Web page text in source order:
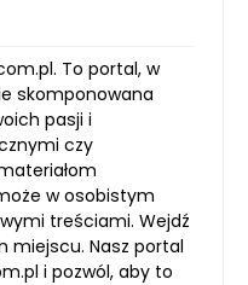
To portal, w
skomponowana
pasji i
czy
w osobistym
treściami. Wejdź
miejscu. Nasz portal
i pozwól, aby to